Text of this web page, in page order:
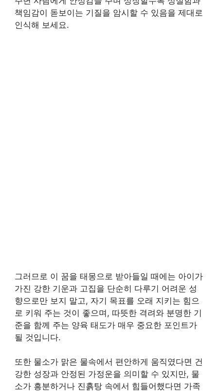
책임감이 돋보이는 기질을 암시할 수 있음을 제대로
인식해 보세요.
그러므로 이 꿈을 태몽으로 받아들일 때에는 아이가
가진 강한 기운과 고집을 단순히 다루기 어려운 성
향으로만 보지 말고, 자기 목표를 오래 지키는 힘으
로 키워 주는 것이 좋으며, 따뜻한 격려와 분명한 기
준을 함께 주는 양육 태도가 매우 중요한 포인트가
될 것입니다.
또한 물소가 맑은 물속에서 편안하게 움직였다면 건
강한 성장과 안정된 가정운을 의미할 수 있지만, 물
소가 흥분하거나 진흙탕 속에서 힘들어했다면 가족